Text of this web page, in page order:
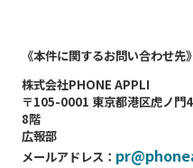
《本件に関するお問い合わせ先》
株式会社PHONE APPLI
〒105-0001 東京都港区虎ノ門
8階
広報部
メールアドレス：